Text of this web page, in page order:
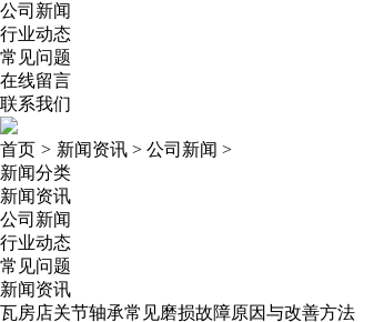
公司新闻
行业动态
常见问题
在线留言
联系我们
首页 > 新闻资讯 > 公司新闻 >
新闻分类
新闻资讯
公司新闻
行业动态
常见问题
新闻资讯
瓦房店关节轴承常见磨损故障原因与改善方法